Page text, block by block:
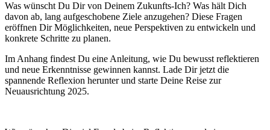
Was wünscht Du Dir von Deinem Zukunfts-Ich? Was hält Dich
davon ab, lang aufgeschobene Ziele anzugehen? Diese Fragen
eröffnen Dir Möglichkeiten, neue Perspektiven zu entwickeln und
konkrete Schritte zu planen.
Im Anhang findest Du eine Anleitung, wie Du bewusst reflektieren
und neue Erkenntnisse gewinnen kannst. Lade Dir jetzt die
spannende Reflexion herunter und starte Deine Reise zur
Neuausrichtung 2025.